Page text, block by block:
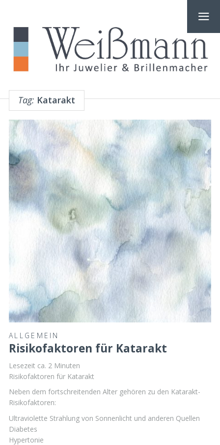
Tag: Katarakt
ALLGEMEIN
Risikofaktoren für Katarakt
Lesezeit ca. 2 Minuten
Risikofaktoren für Katarakt
Neben dem fortschreitenden Alter gehören zu den Katarakt-
Risikofaktoren:
Ultraviolette Strahlung von Sonnenlicht und anderen Quellen
Diabetes
Hypertonie